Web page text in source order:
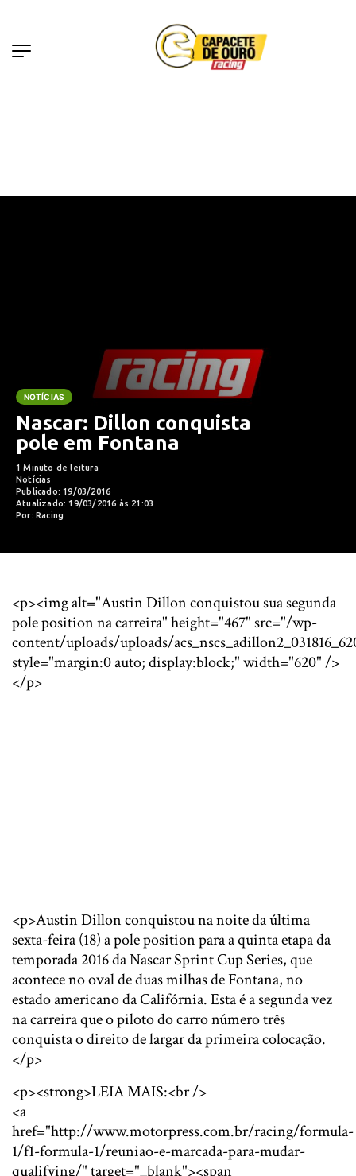
NOTÍCIAS
Nascar: Dillon conquista
pole em Fontana
1 Minuto de leitura
Notícias
Publicado: 19/03/2016
Atualizado: 19/03/2016 às 21:03
Por: Racing
<p><img alt="Austin Dillon conquistou sua segunda
pole position na carreira" height="467" src="/wp-
content/uploads/uploads/
style="margin:0 auto; display:block;" width="620" />
</p>
<p>Austin Dillon conquistou na noite da última
sexta-feira (18) a pole position para a quinta etapa da
temporada 2016 da Nascar Sprint Cup Series, que
acontece no oval de duas milhas de Fontana, no
estado americano da Califórnia. Esta é a segunda vez
na carreira que o piloto do carro número três
conquista o direito de largar da primeira colocação.
</p>
<p><strong>LEIA MAIS:<br />
<a
href="http://www.motorpress.com.br/racing/formula-
1/f1-formula-1/reuniao-e-marcada-para-mudar-
qualifying/" target="_blank"><span